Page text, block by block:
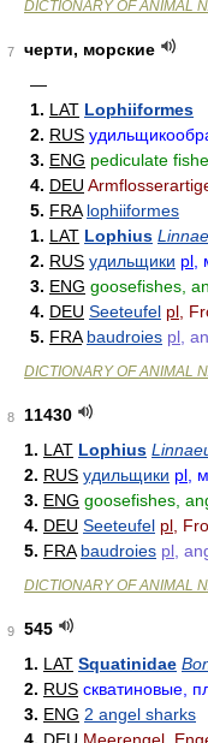
DICTIONARY OF ANIMAL
7
черти, морские
—
1. LAT Lophiiformes
2. RUS
3. ENG pediculate
4. DEU
5. FRA lophiiformes
1. LAT Lophius
2. RUS удильщики pl
3. ENG goosefishes,
4. DEU Seeteufel pl ,
5. FRA baudroies pl ,
DICTIONARY OF ANIMAL
8
11430
1. LAT Lophius
2. RUS удильщики pl ,
3. ENG goosefishes,
4. DEU Seeteufel pl ,
5. FRA baudroies pl ,
DICTIONARY OF ANIMAL
9
545
1. LAT Squatinidae
2. RUS скватиновые,
3. ENG 2 angel sharks